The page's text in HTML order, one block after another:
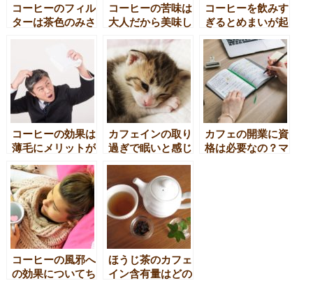
コーヒーのフィル
ターは茶色のみさ
コーヒーの苦味は
大人だから美味し
コーヒーを飲みす
ぎるとめまいが起
コーヒーの効果は
薄毛にメリットが
カフェインの取り
過ぎで眠いと感じ
カフェの開業に資
格は必要なの？マ
コーヒーの風邪へ
の効果についてち
ほうじ茶のカフェ
イン含有量はどの